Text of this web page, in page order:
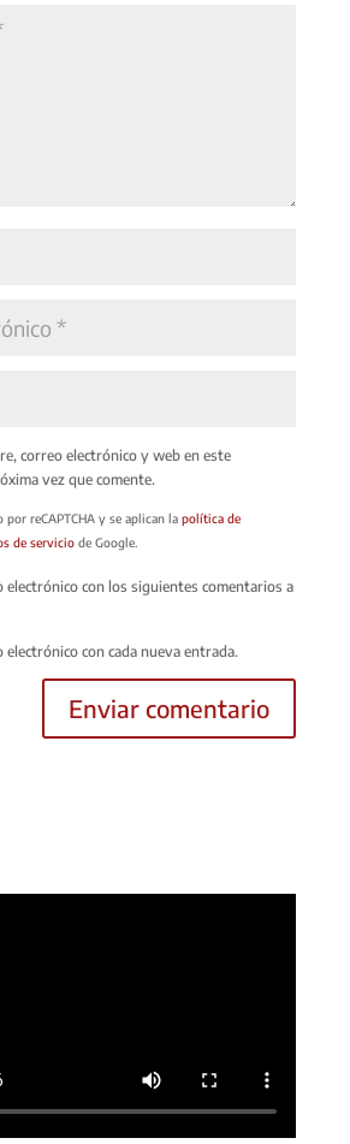
correo electrónico y web en este
vez que comente.
reCAPTCHA y se aplican la política de
de serviciode Google.
electrónico con los siguientes comentarios a
electrónico con cada nueva entrada.